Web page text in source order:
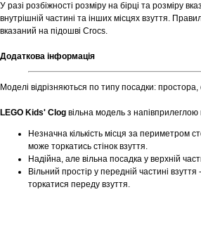
У разі розбіжності розміру на бірці та розміру
внутрішній частині та інших місцях взуття.
вказаний на підошві Crocs.
Додаткова інформація
Моделі відрізняються по типу посадки:
LEGO Kids' Clog вільна модель з
Незначна кількість місця за периметром
може торкатись стінок взуття.
Надійна, але вільна посадка у верхній
Вільний простір у передній частині взуття
торкатися переду взуття.